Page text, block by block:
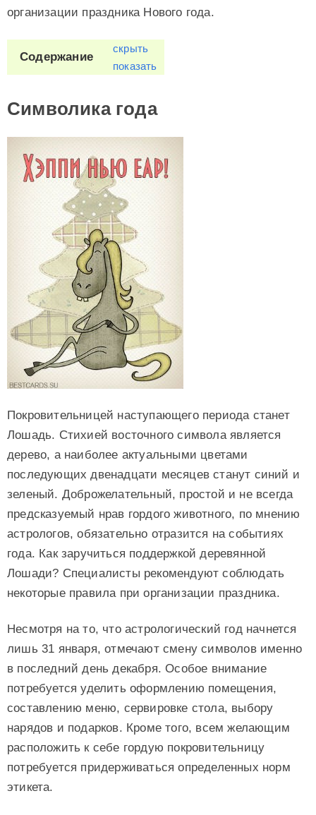
организации праздника Нового года.
Содержание
скрыть
показать
Символика года
Покровительницей наступающего периода станет
Лошадь. Стихией восточного символа является
дерево, а наиболее актуальными цветами
последующих двенадцати месяцев станут синий и
зеленый. Доброжелательный, простой и не всегда
предсказуемый нрав гордого животного, по мнению
астрологов, обязательно отразится на событиях
года. Как заручиться поддержкой деревянной
Лошади? Специалисты рекомендуют соблюдать
некоторые правила при организации праздника.
Несмотря на то, что астрологический год начнется
лишь 31 января, отмечают смену символов именно
в последний день декабря. Особое внимание
потребуется уделить оформлению помещения,
составлению меню, сервировке стола, выбору
нарядов и подарков. Кроме того, всем желающим
расположить к себе гордую покровительницу
потребуется придерживаться определенных норм
этикета.